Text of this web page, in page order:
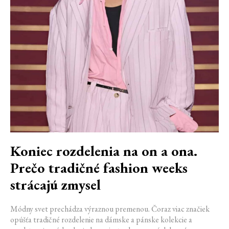
Koniec rozdelenia na on a ona.
Prečo tradičné fashion weeks
strácajú zmysel
Módny svet prechádza výraznou premenou. Čoraz viac značiek
opúšťa tradičné rozdelenie na dámske a pánske kolekcie a